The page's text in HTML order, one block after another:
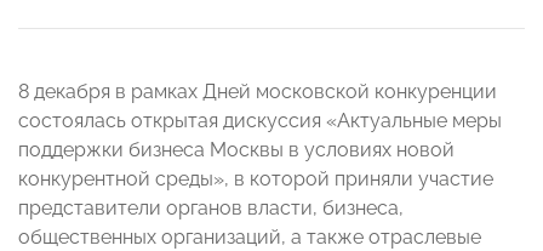
8 декабря в рамках Дней московской конкуренции
состоялась открытая дискуссия «Актуальные меры
поддержки бизнеса Москвы в условиях новой
конкурентной среды», в которой приняли участие
представители органов власти, бизнеса,
общественных организаций, а также отраслевые